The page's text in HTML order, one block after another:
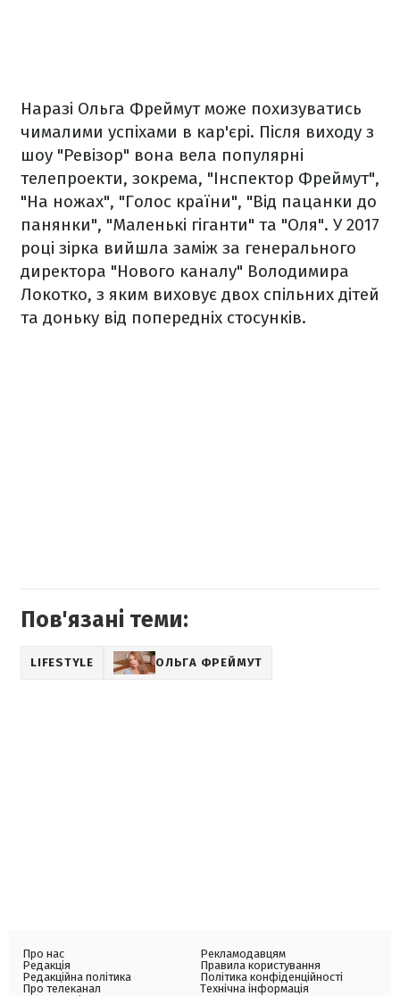
Наразі Ольга Фреймут може похизуватись
чималими успіхами в кар'єрі. Після виходу з
шоу "Ревізор" вона вела популярні
телепроекти, зокрема, "Інспектор Фреймут",
"На ножах", "Голос країни", "Від пацанки до
панянки", "Маленькі гіганти" та "Оля". У 2017
році зірка вийшла заміж за генерального
директора "Нового каналу" Володимира
Локотко, з яким виховує двох спільних дітей
та доньку від попередніх стосунків.
Пов'язані теми:
LIFESTYLE ОЛЬГА ФРЕЙМУТ
Про нас
Редакція
Редакційна політика
Про телеканал
Рекламодавцям
Правила користування
Політика конфіденційності
Технічна інформація